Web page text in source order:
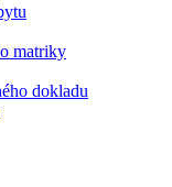
matriky
dokladu